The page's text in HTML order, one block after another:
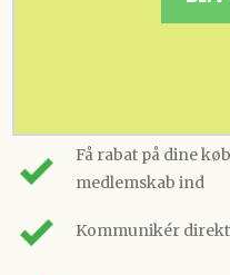
Få rabat på dine
medlemskab ind
Kommunikér